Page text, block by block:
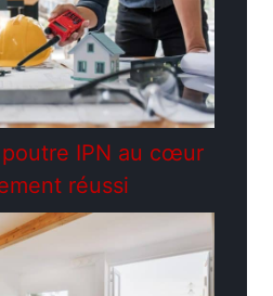
IPN au cœur
réussi